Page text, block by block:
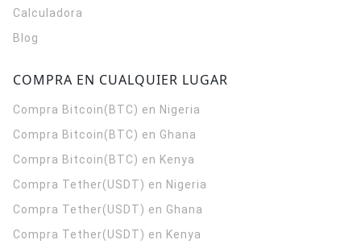
Calculadora
Blog
COMPRA EN CUALQUIER LUGAR
Compra Bitcoin(BTC) en Nigeria
Compra Bitcoin(BTC) en Ghana
Compra Bitcoin(BTC) en Kenya
Compra Tether(USDT) en Nigeria
Compra Tether(USDT) en Ghana
Compra Tether(USDT) en Kenya